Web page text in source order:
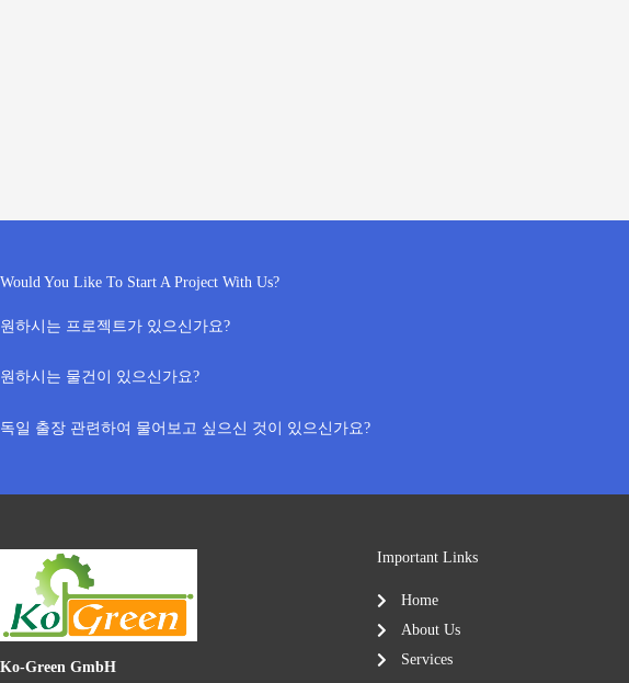
Would You Like To Start A Project With Us?
원하시는 프로젝트가 있으신가요?
원하시는 물건이 있으신가요?
독일 출장 관련하여 물어보고 싶으신 것이 있으신가요?
Ko-Green GmbH
Important Links
Home
About Us
Services